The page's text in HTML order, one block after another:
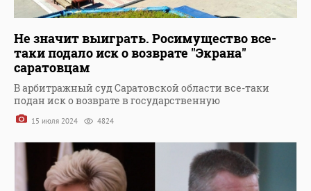
Не значит выиграть. Росимущество все-
таки подало иск о возврате "Экрана"
саратовцам
В арбитражный суд Саратовской области все-таки
подан иск о возврате в государственную
15 июля 2024 4824